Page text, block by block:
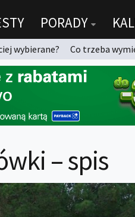
PORADY
wybierane? Co trzeba
– spis